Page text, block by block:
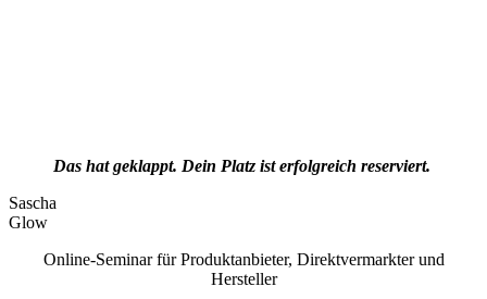
Das hat geklappt. Dein Platz ist erfolgreich reserviert.
Sascha
Glow
Online-Seminar für Produktanbieter, Direktvermarkter und
Hersteller